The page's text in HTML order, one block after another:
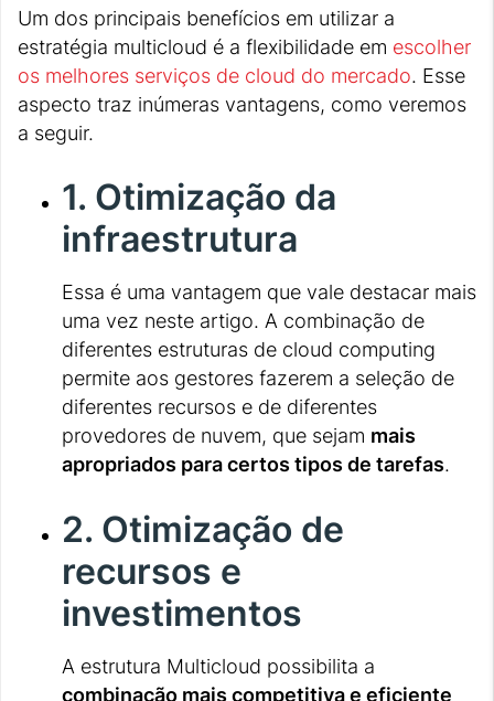
Um dos principais benefícios em utilizar a
estratégia multicloud é a flexibilidade em escolher
os melhores serviços de cloud do mercado. Esse
aspecto traz inúmeras vantagens, como veremos
a seguir.
1. Otimização da
infraestrutura
Essa é uma vantagem que vale destacar mais
uma vez neste artigo. A combinação de
diferentes estruturas de cloud computing
permite aos gestores fazerem a seleção de
diferentes recursos e de diferentes
provedores de nuvem, que sejam mais
apropriados para certos tipos de tarefas.
2. Otimização de
recursos e
investimentos
A estrutura Multicloud possibilita a
combinação mais competitiva e eficiente